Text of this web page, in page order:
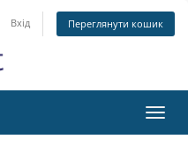
Вхід Переглянути кошик